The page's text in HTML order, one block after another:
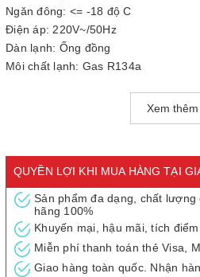
Ngăn đông: <= -18 độ C
Điện áp: 220V~/50Hz
Dàn lạnh: Ống đồng
Môi chất lạnh: Gas R134a
Khác: Khóa an toàn tiện lợi; Tay
Kích thước bao bì: 1600*867*1005
Bảo hành: 2 năm
Xuất xứ: Trung Quốc
Khối lượng tịnh: 72 kg
Trọng lượng tịnh: 85 kg
Dung tích: 490L
Xem thêm
QUYỀN LỢI KHI MUA HÀNG TẠI
Sản phẩm đa dạng, chất
hãng 100%
Khuyến mại, hậu mãi, tích
Miễn phí thanh toán thẻ Visa,
Giao hàng toàn quốc. Nhận